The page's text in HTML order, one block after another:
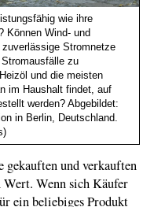
wie ihre
Können Wind- und
Stromnetze
zu
und die meisten
im Haushalt findet, auf
werden? Abgebildet:
in Berlin, Deutschland.
und verkauften
Wert. Wenn sich Käufer
ein beliebiges Produkt